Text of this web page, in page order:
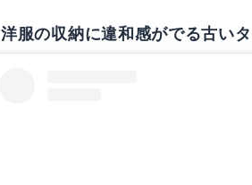
洋服の収納に違和感がでる古い